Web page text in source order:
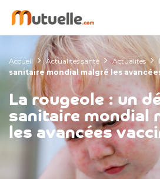
Accueil Actualités santé Actualites
sanitaire mondial malgré les
La rougeole : un
sanitaire mondial
les avancées